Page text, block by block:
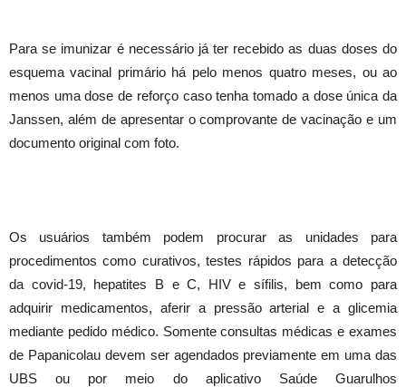
Para se imunizar é necessário já ter recebido as duas doses do
esquema vacinal primário há pelo menos quatro meses, ou ao
menos uma dose de reforço caso tenha tomado a dose única da
Janssen, além de apresentar o comprovante de vacinação e um
documento original com foto.
Os usuários também podem procurar as unidades para
procedimentos como curativos, testes rápidos para a detecção
da covid-19, hepatites B e C, HIV e sífilis, bem como para
adquirir medicamentos, aferir a pressão arterial e a glicemia
mediante pedido médico. Somente consultas médicas e exames
de Papanicolau devem ser agendados previamente em uma das
UBS ou por meio do aplicativo Saúde Guarulhos